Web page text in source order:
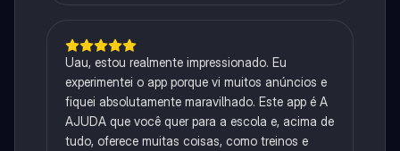
Uau, estou realmente impressionado. Eu
experimentei o app porque vi muitos anúncios e
fiquei absolutamente maravilhado. Este app é A
AJUDA que você quer para a escola e, acima de
tudo, oferece muitas coisas, como treinos e